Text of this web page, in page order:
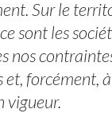
Sur le
sont les
nos
et, forcément,
vigueur.